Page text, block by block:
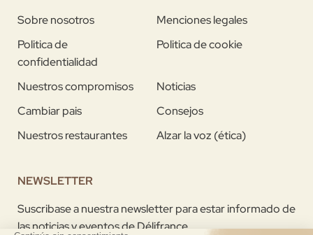
Sobre nosotros
Menciones legales
Politica de
confidentialidad
Politica de cookie
Nuestros compromisos
Noticias
Cambiar pais
Consejos
Nuestros restaurantes
Alzar la voz (ética)
NEWSLETTER
Suscribase a nuestra newsletter para estar informado de
las noticias y eventos de Délifrance